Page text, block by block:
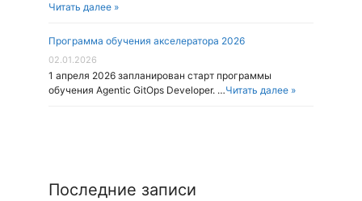
Читать далее »
Программа обучения акселератора 2026
02.01.2026
1 апреля 2026 запланирован старт программы
обучения Agentic GitOps Developer. …Читать далее »
Последние записи